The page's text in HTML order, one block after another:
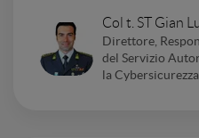
Col t. ST Gian
Direttore,
del Servizio
la